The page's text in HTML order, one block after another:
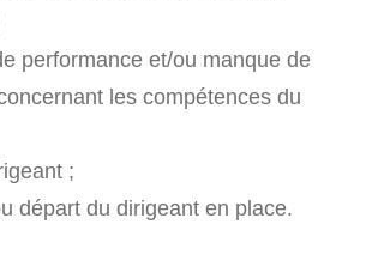
performance et/ou manque de
les compétences du
;
départ du dirigeant en place.